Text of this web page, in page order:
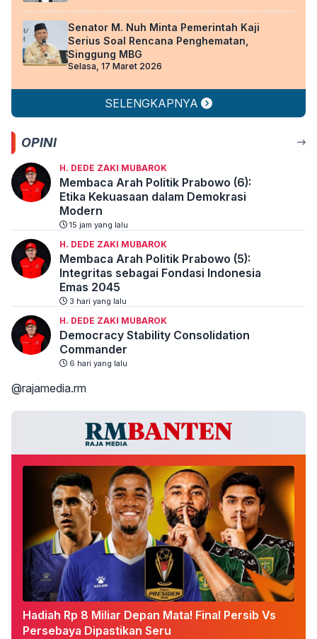
Senator M. Nuh Minta Pemerintah Kaji
Serius Soal Rencana Penghematan,
Singgung MBG
Selasa, 17 Maret 2026
SELENGKAPNYA
OPINI
H. DEDE ZAKI MUBAROK
Membaca Arah Politik Prabowo (6):
Etika Kekuasaan dalam Demokrasi
Modern
15 jam yang lalu
H. DEDE ZAKI MUBAROK
Membaca Arah Politik Prabowo (5):
Integritas sebagai Fondasi Indonesia
Emas 2045
3 hari yang lalu
H. DEDE ZAKI MUBAROK
Democracy Stability Consolidation
Commander
6 hari yang lalu
@rajamedia.rm
Hadiah Rp 8 Miliar Depan Mata! Final Persib Vs
Persebaya Dipastikan Seru